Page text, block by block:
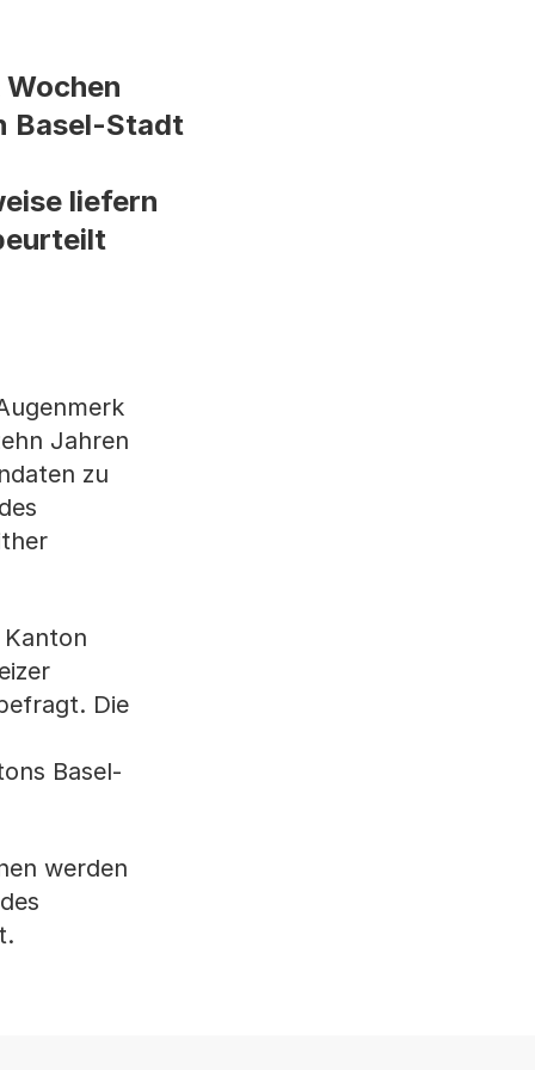
Basel-Stadt
liefern
Jahren
zu
Die
Basel-
werden